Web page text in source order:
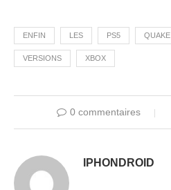
ENFIN LES PS5 QUAKE
VERSIONS XBOX
0 commentaires
IPHONDROID